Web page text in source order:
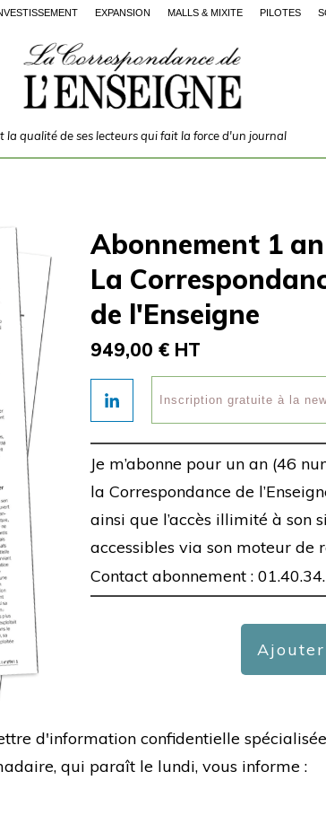
EXPANSION MALLS & MIXITÉ PILOTES
la qualité de ses lecteurs qui fait la force d'un journal
Abonnement 1
La
de l'Enseigne
949,00 € HT
Je m’abonne pour un an (46
la Correspondance de
ainsi que l’accès illimité à son
accessibles via son moteur de
Contact abonnement :
d'information confidentielle
qui paraît le lundi, vous informe :